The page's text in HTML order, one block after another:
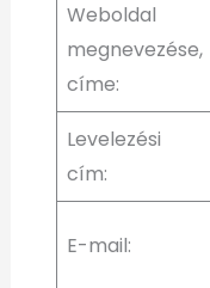
Weboldal
megnevezése,
címe:
Levelezési
cím:
E-mail: